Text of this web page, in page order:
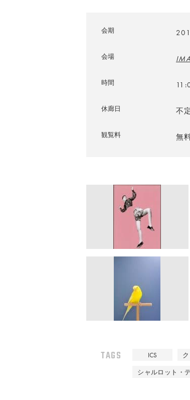
会期
会場
時間
休廊日 不
観覧料 無
TAGS ICS
シャルロット・